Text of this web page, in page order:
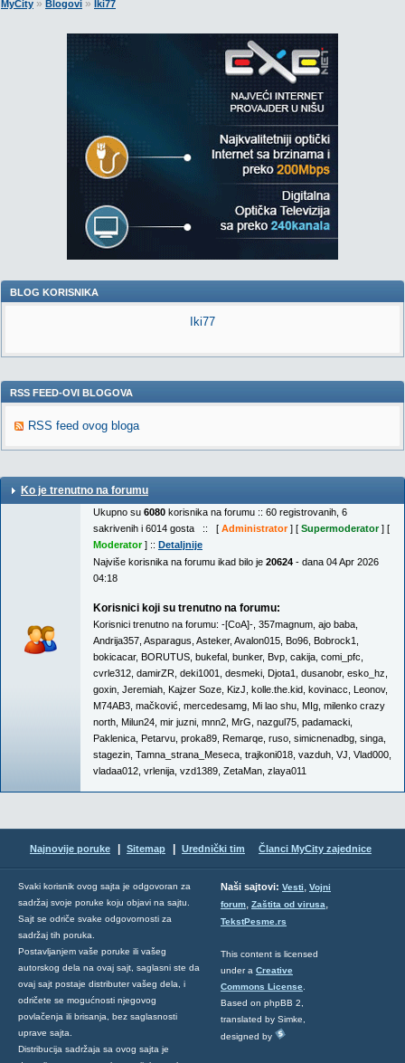
MyCity » Blogovi » Iki77
BLOG KORISNIKA
Iki77
RSS FEED-OVI BLOGOVA
RSS feed ovog bloga
Ko je trenutno na forumu
Ukupno su 6080 korisnika na forumu :: 60 registrovanih, 6
sakrivenih i 6014 gosta :: [ Administrator] [ Supermoderator] [
Moderator] :: Detaljnije
Najviše korisnika na forumu ikad bilo je 20624 - dana 04 Apr 2026
04:18
Korisnici koji su trenutno na forumu:
Korisnici trenutno na forumu: -[CoA]- 357magnum ajo baba
Andrija357 Asparagus Asteker, Avalon015 Bo96 Bobrock1
bokicacar, BORUTUS bukefal bunker, Bvp cakija comi_pfc
cvrle312 damirZR deki1001 desmeki Djota1 dusanobr, esko_hz
goxin Jeremiah Kajzer Soze KizJ kolle.the.kid kovinacc Leonov,
M74AB3 mačković mercedesamg Mi lao shu MIg milenko crazy
north Milun24 mir juzni mnn2 MrG nazgul75 padamacki
Paklenica Petarvu proka89 Remarqe ruso simicnenadbg singa
stagezin Tamna_strana_Meseca trajkoni018 vazduh VJ Vlad000
vladaa012 vrlenija vzd1389 ZetaMan zlaya011
Najnovije poruke Sitemap Urednički tim Članci MyCity zajednice
Svaki korisnik ovog sajta je odgovoran za
sadržaj svoje poruke koju objavi na sajtu.
Sajt se odriče svake odgovornosti za
sadržaj tih poruka.
Postavljanjem vaše poruke ili vašeg
autorskog dela na ovaj sajt, saglasni ste da
ovaj sajt postaje distributer vašeg dela, i
odričete se mogućnosti njegovog
povlačenja ili brisanja, bez saglasnosti
uprave sajta.
Distribucija sadržaja sa ovog sajta je
Naši sajtovi: Vesti, Vojni
forum, Zaštita od virusa,
TekstPesme.rs
This content is licensed
under a Creative
Commons License
Based on phpBB 2,
translated by Simke,
designed by